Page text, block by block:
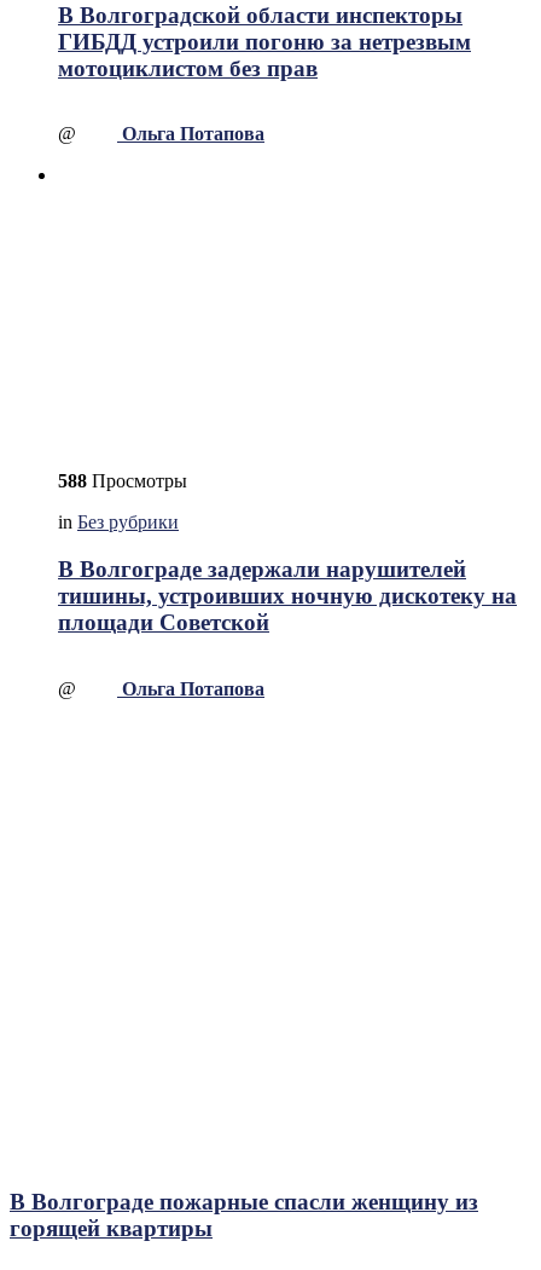
В Волгоградской области инспекторы
ГИБДД устроили погоню за нетрезвым
мотоциклистом без прав
@ Ольга Потапова
588 Просмотры
in Без рубрики
В Волгограде задержали нарушителей
тишины, устроивших ночную дискотеку на
площади Советской
@ Ольга Потапова
В Волгограде пожарные спасли женщину из
горящей квартиры